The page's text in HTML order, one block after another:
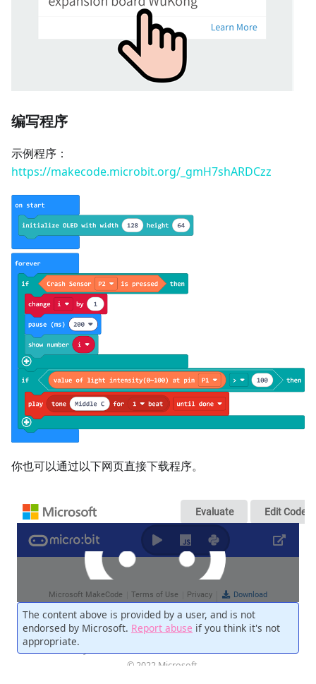
编写程序
示例程序：
https://makecode.microbit.org/_gmH7shARDCzz
你也可以通过以下网页直接下载程序。